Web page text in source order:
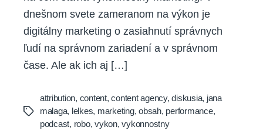
dnešnom svete zameranom na výkon je
digitálny marketing o zasiahnutí správnych
ľudí na správnom zariadení a v správnom
čase. Ale ak ich aj […]
Tags
attribution, content,content agency,diskusia, jana
malaga, lelkes, marketing,obsah, performance,
podcast, robo,vykon,vykonnostny